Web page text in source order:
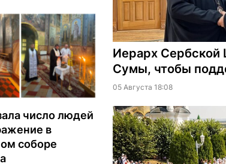
число людей
в
соборе
Иерарх Сербской
Сумы, чтобы
05 Августа 18:08